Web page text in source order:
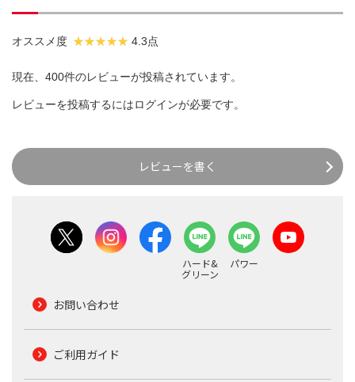
オススメ度 4.3点
現在、400件のレビューが投稿されています。
レビューを投稿するにはログインが必要です。
レビューを書く
ハード&
グリーン
パワー
お問い合わせ
ご利用ガイド